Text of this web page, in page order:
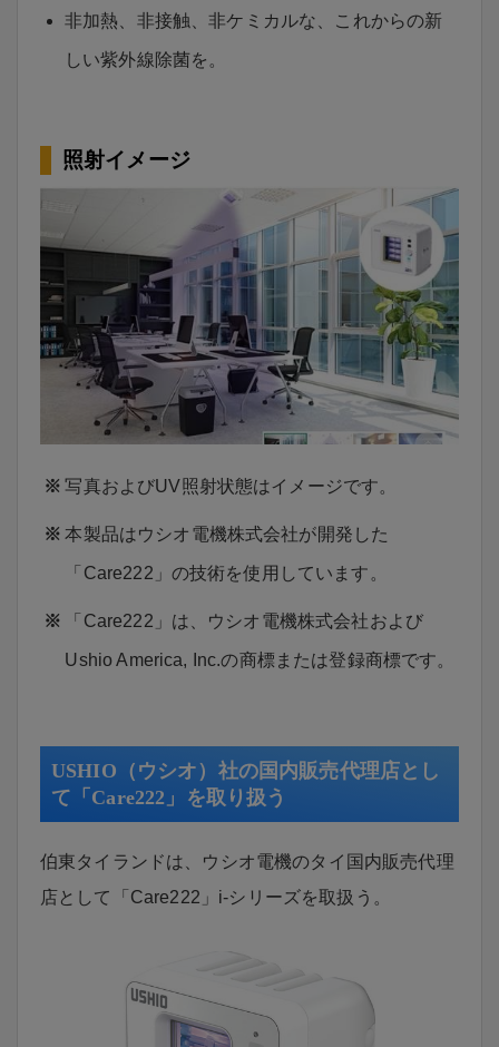
非加熱、非接触、非ケミカルな、これからの新
しい紫外線除菌を。
照射イメージ
写真およびUV照射状態はイメージです。
本製品はウシオ電機株式会社が開発した
「Care222」の技術を使用しています。
「Care222」は、ウシオ電機株式会社および
Ushio America, Inc.の商標または登録商標です。
USHIO（ウシオ）社の国内販売代理店とし
て「Care222」を取り扱う
伯東タイランドは、ウシオ電機のタイ国内販売代理
店として「Care222」i-シリーズを取扱う。